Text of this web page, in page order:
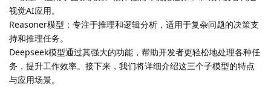
视觉AI应用。
Reasoner模型：专注于推理和逻辑分析，适用于复杂问题的决策支
持和推理任务。
Deepseek模型通过其强大的功能，帮助开发者更轻松地处理各种任
务，提升工作效率。接下来，我们将详细介绍这三个子模型的特点
与应用场景。